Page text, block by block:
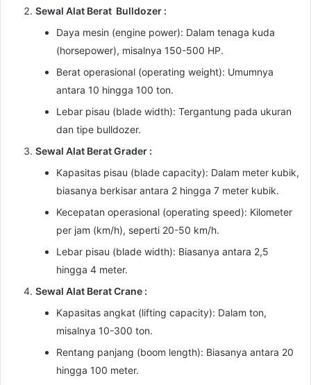
Sewal Alat Berat Bulldozer :
Daya mesin (engine power): Dalam tenaga kuda
(horsepower), misalnya 150-500 HP.
Berat operasional (operating weight): Umumnya
antara 10 hingga 100 ton.
Lebar pisau (blade width): Tergantung pada ukuran
dan tipe bulldozer.
Sewal Alat Berat Grader :
Kapasitas pisau (blade capacity): Dalam meter kubik,
biasanya berkisar antara 2 hingga 7 meter kubik.
Kecepatan operasional (operating speed): Kilometer
per jam (km/h), seperti 20-50 km/h.
Lebar pisau (blade width): Biasanya antara 2,5
hingga 4 meter.
Sewal Alat Berat Crane :
Kapasitas angkat (lifting capacity): Dalam ton,
misalnya 10-300 ton.
Rentang panjang (boom length): Biasanya antara 20
hingga 100 meter.